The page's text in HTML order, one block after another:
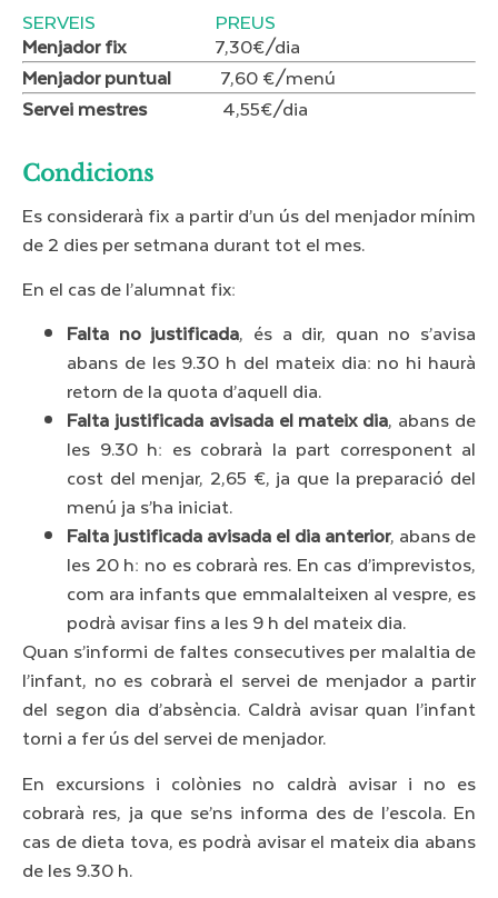
SERVEIS PREUS
Menjador fix
7,30€/dia
Menjador puntual
7,60 €/menú
Servei mestres4,55€/dia
Condicions​
Es considerarà fix a partir d’un ús del menjador mínim
de 2 dies per setmana durant tot el mes.
En el cas de l’alumnat fix:
Falta no justificada, és a dir, quan no s’avisa
abans de les 9.30 h del mateix dia: no hi haurà
retorn de la quota d’aquell dia.
Falta justificada avisada el mateix dia, abans de
les 9.30 h: es cobrarà la part corresponent al
cost del menjar, 2,65 €, ja que la preparació del
menú ja s’ha iniciat.
Falta justificada avisada el dia anterior, abans de
les 20 h: no es cobrarà res. En cas d’imprevistos,
com ara infants que emmalalteixen al vespre, es
podrà avisar fins a les 9 h del mateix dia.
Quan s’informi de faltes consecutives per malaltia de
l’infant, no es cobrarà el servei de menjador a partir
del segon dia d’absència. Caldrà avisar quan l’infant
torni a fer ús del servei de menjador.
En excursions i colònies no caldrà avisar i no es
cobrarà res, ja que se’ns informa des de l’escola. En
cas de dieta tova, es podrà avisar el mateix dia abans
de les 9.30 h.